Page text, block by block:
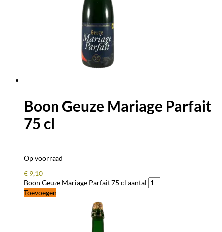
Boon Geuze Mariage Parfait
75 cl
Op voorraad
€ 9,10
Boon Geuze Mariage Parfait 75 cl aantal
Toevoegen